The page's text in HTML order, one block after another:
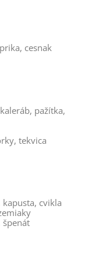
cesnak
pažítka,
tekvica
kapusta, cvikla
špenát